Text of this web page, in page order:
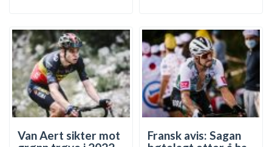
Van Aert sikter mot
Fransk avis: Sagan